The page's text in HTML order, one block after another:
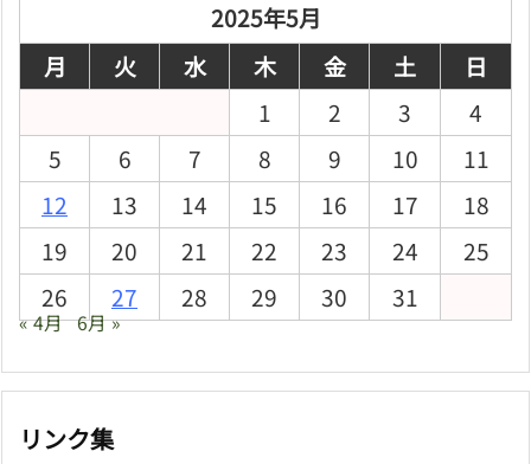
2025年5月
月
火 水 木 金 土
日
1
2 3
4
5
6 7 8 9 10
11
12
13 14 15 16 17
18
19
20 21 22 23 24
25
26
27 28 29 30 31
« 4月 6月 »
リンク集